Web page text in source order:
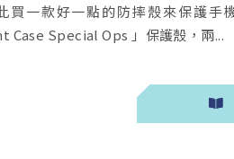
買一款好一點的防摔殼來保護
Case Special Ops 」保護殼，兩...